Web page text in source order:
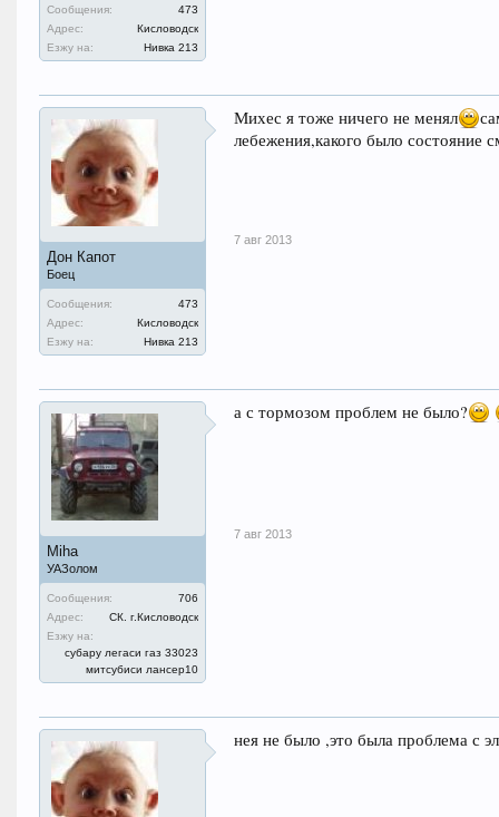
Сообщения:
473
Адрес:
Кисловодск
Езжу на:
Нивка 213
Дон Капот
Боец
Сообщения:
473
Адрес:
Кисловодск
Езжу на:
Нивка 213
Михес я тоже ничего не менял
лебежения,какого было состояние
7 авг 2013
Miha
УАЗолом
Сообщения:
706
Адрес:
СК. г.Кисловодск
Езжу на:
субару легаси газ 33023
митсубиси лансер10
а с тормозом проблем не было?
7 авг 2013
нея не было ,это была проблема с